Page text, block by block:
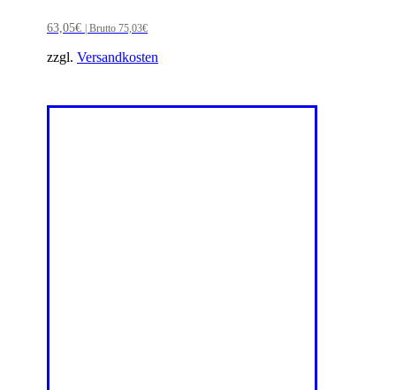
63,05€ | Brutto 75,03€
zzgl. Versandkosten